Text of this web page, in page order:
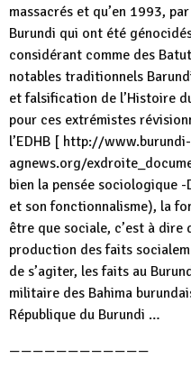
massacrés et qu’en 1993,
Burundi qui ont été
considérant comme des
notables traditionnels
et falsification de l’Histoire
pour ces extrémistes
l’EDHB [ http://www.burundi-
agnews.org/
bien la pensée sociologique
et son fonctionnalisme), la
être que sociale, c’est à dire
production des faits
de s’agiter, les faits au
militaire des Bahima
République du Burundi …
————————————